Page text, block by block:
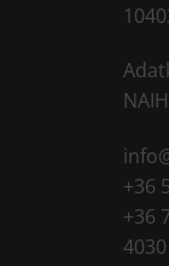
+36
+36